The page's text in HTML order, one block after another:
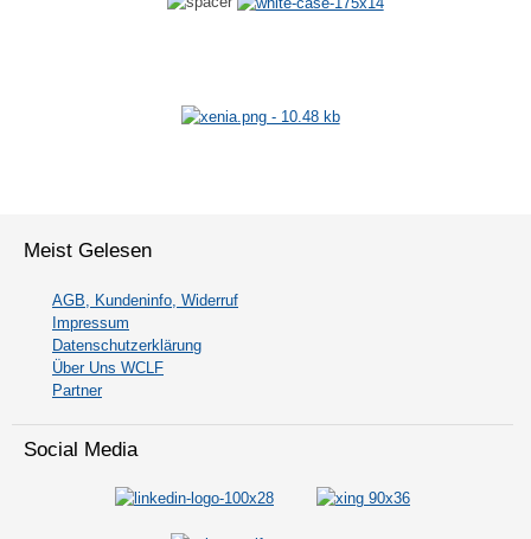
Meist Gelesen
AGB, Kundeninfo, Widerruf
Impressum
Datenschutzerklärung
Über Uns WCLF
Partner
Social Media